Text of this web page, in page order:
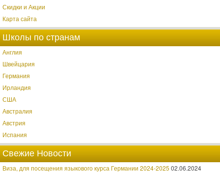
Скидки и Акции
Карта сайта
Школы по странам
Англия
Швейцария
Германия
Ирландия
США
Австралия
Австрия
Испания
Свежие Новости
Виза, для посещения языкового курса Германии 2024-2025 02.06.2024